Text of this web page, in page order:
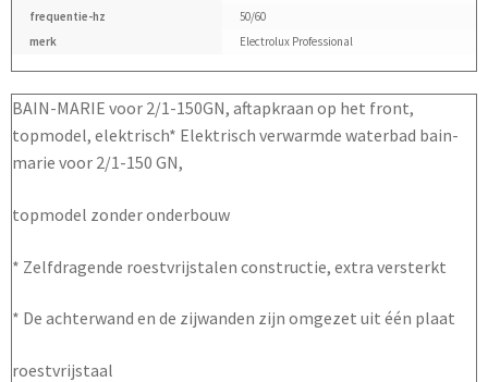
frequentie-hz
50/60
merk
Electrolux Professional
BAIN-MARIE voor 2/1-150GN, aftapkraan op het front,
topmodel, elektrisch* Elektrisch verwarmde waterbad bain-
marie voor 2/1-150 GN,
topmodel zonder onderbouw
* Zelfdragende roestvrijstalen constructie, extra versterkt
* De achterwand en de zijwanden zijn omgezet uit één plaat
roestvrijstaal